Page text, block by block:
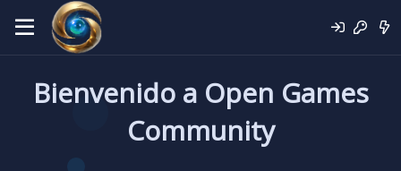
Bienvenido a Open Games
Community